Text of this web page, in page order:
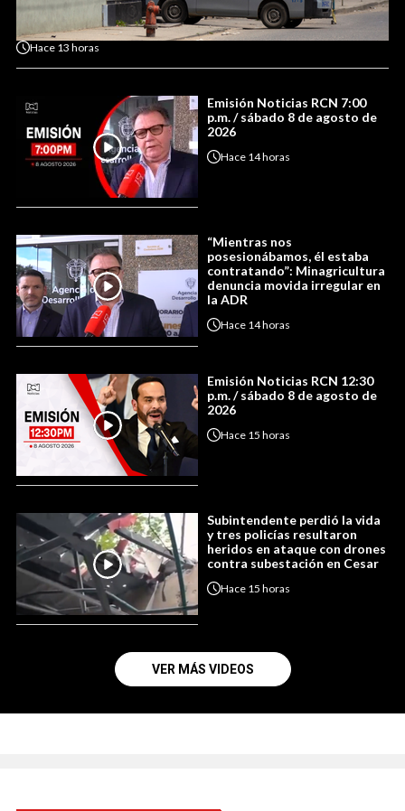
Hace 13 horas
Emisión Noticias RCN 7:00
p.m. / sábado 8 de agosto de
2026
Hace 14 horas
“Mientras nos
posesionábamos, él estaba
contratando”: Minagricultura
denuncia movida irregular en
la ADR
Hace 14 horas
Emisión Noticias RCN 12:30
p.m. / sábado 8 de agosto de
2026
Hace 15 horas
Subintendente perdió la vida
y tres policías resultaron
heridos en ataque con drones
contra subestación en Cesar
Hace 15 horas
VER MÁS VIDEOS